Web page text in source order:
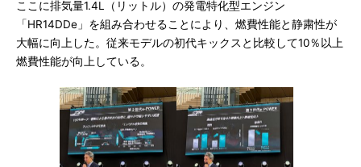
ここに排気量1.4L（リットル）の発電特化型エンジン
「HR14DDe」を組み合わせることにより、燃費性能と静粛性が
大幅に向上した。従来モデルの初代キックスと比較して10％以上
燃費性能が向上している。